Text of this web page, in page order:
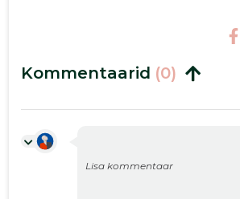
Kommentaarid (0)